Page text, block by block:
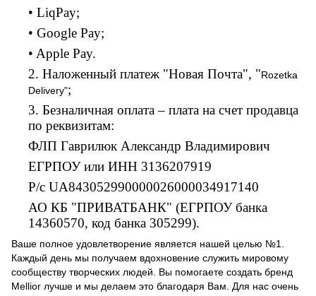
• LiqPay;
• Google Pay;
• Apple Pay.
2. Наложенный платеж "Новая Почта", "Rozetka
Delivery";
3. Безналичная оплата – плата на счет продавца
по реквизитам:
ФЛП Гаврилюк Александр Владимирович
ЕГРПОУ или ИНН 3136207919
Р/с UA843052990000026000034917140
АО КБ "ПРИВАТБАНК" (ЕГРПОУ банка
14360570, код банка 305299).
Ваше полное удовлетворение является нашей целью №1.
Каждый день мы получаем вдохновение служить мировому
сообществу творческих людей. Вы помогаете создать бренд
Mellior лучше и мы делаем это благодаря Вам. Для нас очень